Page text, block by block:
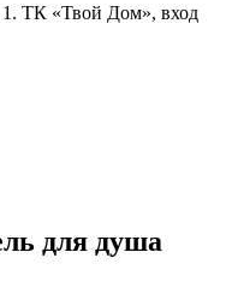
ТК «Твой Дом», вход
для душа